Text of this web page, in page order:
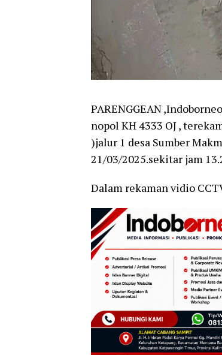
PARENGGEAN
nopol KH 4333 OJ ,
)jalur 1 desa Sumber
21/03/2025.sekitar jam
Dalam rekaman vidio